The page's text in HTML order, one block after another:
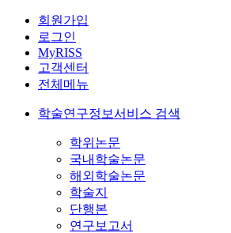
회원가입
로그인
MyRISS
고객센터
전체메뉴
학술연구정보서비스 검색
학위논문
국내학술논문
해외학술논문
학술지
단행본
연구보고서